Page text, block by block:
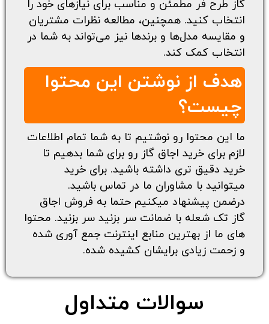
گاز طرح فر مطمئن و مناسب برای نیازهای خود را
انتخاب کنید. همچنین، مطالعه نظرات مشتریان
و مقایسه مدل‌ها و برندها نیز می‌تواند به شما در
انتخاب کمک کند.
هدف از نوشتن این محتوا
چیست؟
ما این محتوا رو نوشتیم تا به شما تمام اطلاعات
لازم برای خرید اجاق گاز رو برای شما بدهیم تا
خرید دقیق تری داشته باشید. برای خرید
میتوانید با مشاوران ما در تماس باشید.
درضمن پیشنهاد میکنیم حتما به فروش اجاق
گاز تک شعله با ضمانت سر بزنید سر بزنید. محتوا
های ما از بهترین منابع اینترنت جمع آوری شده
و زحمت زیادی برایشان کشیده شده.
سوالات متداول